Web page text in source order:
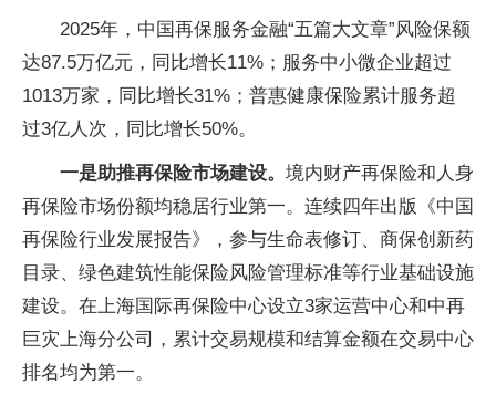
2025年，中国再保服务金融“五篇大文章”风险保额
达87.5万亿元，同比增长11%；服务中小微企业超过
1013万家，同比增长31%；普惠健康保险累计服务超
过3亿人次，同比增长50%。
一是助推再保险市场建设。 境内财产再保险和人身
再保险市场份额均稳居行业第一。连续四年出版《中国
再保险行业发展报告》，参与生命表修订、商保创新药
目录、绿色建筑性能保险风险管理标准等行业基础设施
建设。在上海国际再保险中心设立3家运营中心和中再
巨灾上海分公司，累计交易规模和结算金额在交易中心
排名均为第一。